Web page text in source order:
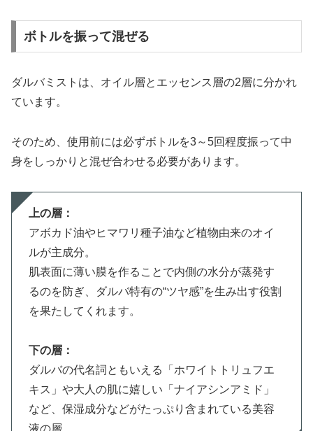
ボトルを振って混ぜる
ダルバミストは、オイル層とエッセンス層の2層に分かれ
ています。
そのため、使用前には必ずボトルを3～5回程度振って中
身をしっかりと混ぜ合わせる必要があります。
上の層：
アボカド油やヒマワリ種子油など植物由来のオイ
ルが主成分。
肌表面に薄い膜を作ることで内側の水分が蒸発す
るのを防ぎ、ダルバ特有の“ツヤ感”を生み出す役割
を果たしてくれます。
下の層：
ダルバの代名詞ともいえる「ホワイトトリュフエ
キス」や大人の肌に嬉しい「ナイアシンアミド」
など、保湿成分などがたっぷり含まれている美容
液の層。